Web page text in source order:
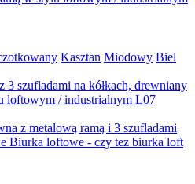
Kasztan Miodowy Biel
3 szufladami na kółkach, drewniany
loftowym / industrialnym L07